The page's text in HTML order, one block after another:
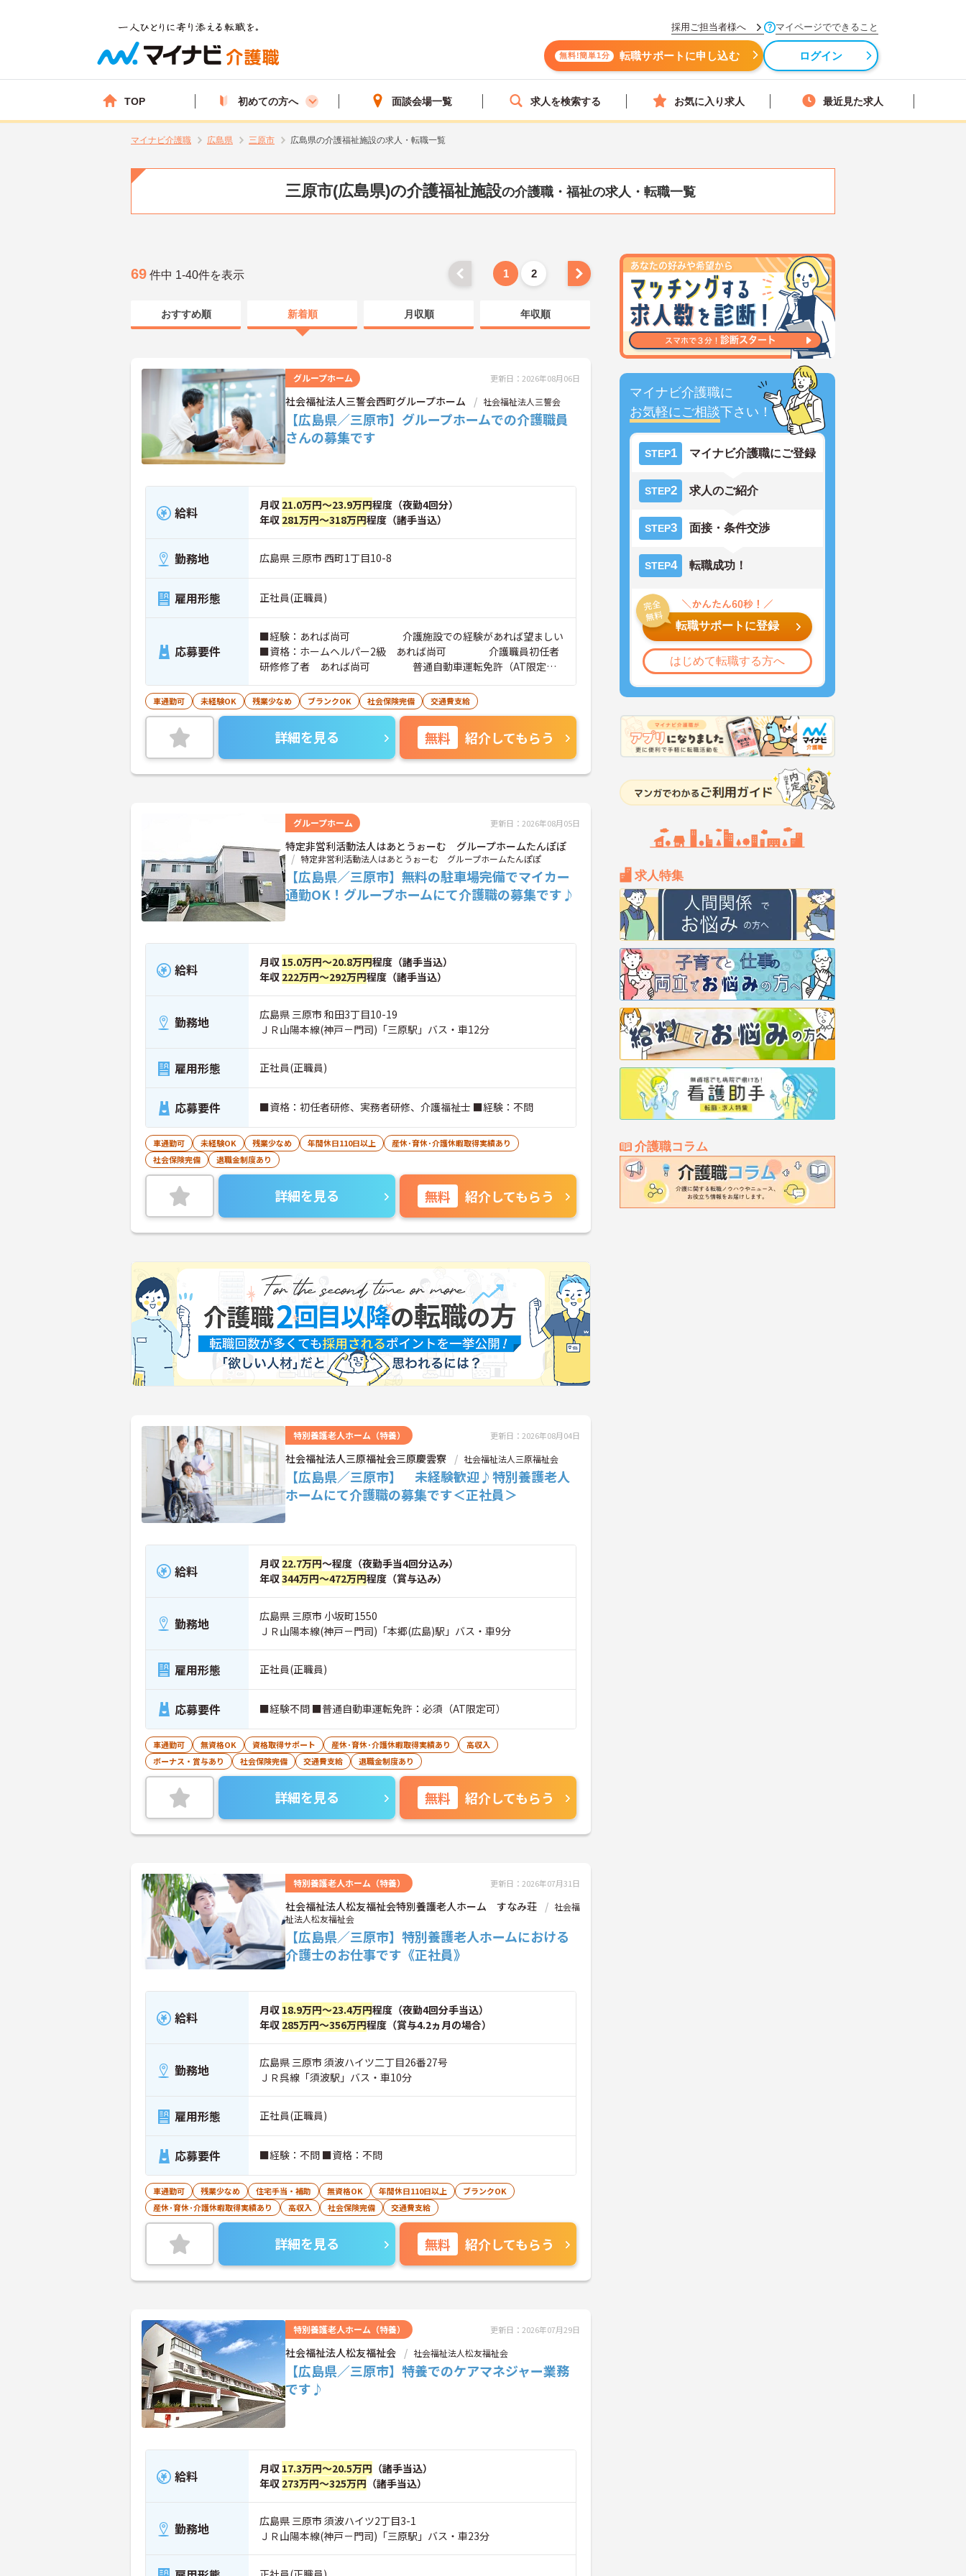
採用ご担当者様へ マイページでできること
無料!簡単1分 転職サポートに申し込む ログイン
TOP 初めての方へ 面談会場一覧 求人を検索する お気に入り求人 最近見た求人
マイナビ介護職 広島県 三原市 広島県の介護福祉施設の求人・転職一覧
三原市(広島県)の介護福祉施設の介護職・福祉の求人・転職一覧
マイナビ介護職に
お気軽にご相談下さい！
STEP1 マイナビ介護職にご登録
STEP2 求人のご紹介
STEP3 面接・条件交渉
STEP4 転職成功！
転職サポートに登録
はじめて転職する方へ
求人特集
介護職コラム
69 件中 1-40件を表示 1 2
おすすめ順 新着順 月収順 年収順
グループホーム 更新日：2026年08月06日
社会福祉法人三誓会西町グループホーム 社会福祉法人三誓会
【広島県／三原市】グループホームでの介護職員
さんの募集です
給料 月収 21.0万円～23.9万円程度（夜勤4回分）
年収 281万円～318万円程度（諸手当込）
勤務地 広島県 三原市 西町1丁目10-8
雇用形態 正社員(正職員)
応募要件
■経験：あれば尚可 介護施設での経験があれば望ましい
■資格：ホームヘルパー2級 あれば尚可 介護職員初任者
研修修了者 あれば尚可 普通自動車運転免許（AT限定
可） あれば尚可
車通勤可 未経験OK 残業少なめ ブランクOK 社会保険完備 交通費支給
詳細を見る 無料 紹介してもらう
グループホーム 更新日：2026年08月05日
特定非営利活動法人はあとうぉーむ グループホームたんぽぽ
特定非営利活動法人はあとうぉーむ グループホームたんぽぽ
【広島県／三原市】無料の駐車場完備でマイカー
通勤OK！グループホームにて介護職の募集です♪
給料 月収 15.0万円～20.8万円程度（諸手当込）
年収 222万円～292万円程度（諸手当込）
勤務地
広島県 三原市 和田3丁目10-19
ＪＲ山陽本線(神戸－門司)「三原駅」バス・車12分
雇用形態 正社員(正職員)
応募要件 ■資格：初任者研修、実務者研修、介護福祉士 ■経験：不問
車通勤可 未経験OK 残業少なめ 年間休日110日以上
産休･育休･介護休暇取得実績あり
社会保険完備
退職金制度あり
詳細を見る 無料 紹介してもらう
特別養護老人ホーム（特養） 更新日：2026年08月04日
社会福祉法人三原福祉会三原慶雲寮 社会福祉法人三原福祉会
【広島県／三原市】 未経験歓迎♪特別養護老人
ホームにて介護職の募集です＜正社員＞
給料 月収 22.7万円～程度（夜勤手当4回分込み）
年収344万円～472万円程度（賞与込み）
勤務地
広島県 三原市 小坂町1550
ＪＲ山陽本線(神戸－門司)「本郷(広島)駅」バス・車9分
雇用形態 正社員(正職員)
応募要件 ■経験不問 ■普通自動車運転免許：必須（AT限定可）
車通勤可 無資格OK 資格取得サポート 産休･育休･介護休暇取得実績あり
高収入
ボーナス・賞与あり
社会保険完備 交通費支給 退職金制度あり
詳細を見る 無料 紹介してもらう
特別養護老人ホーム（特養） 更新日：2026年07月31日
社会福祉法人松友福祉会特別養護老人ホーム すなみ荘
社会福
祉法人松友福祉会
【広島県／三原市】特別養護老人ホームにおける
介護士のお仕事です《正社員》
給料 月収 18.9万円～23.4万円程度（夜勤4回分手当込）
年収 285万円～356万円程度（賞与4.2ヵ月の場合）
勤務地
広島県 三原市 須波ハイツ二丁目26番27号
ＪＲ呉線「須波駅」バス・車10分
雇用形態 正社員(正職員)
応募要件 ■経験：不問 ■資格：不問
車通勤可 残業少なめ 住宅手当・補助 無資格OK 年間休日110日以上
ブランクOK
産休･育休･介護休暇取得実績あり
高収入 社会保険完備 交通費支給
詳細を見る 無料 紹介してもらう
特別養護老人ホーム（特養） 更新日：2026年07月29日
社会福祉法人松友福祉会 社会福祉法人松友福祉会
【広島県／三原市】特養でのケアマネジャー業務
です♪
給料 月収 17.3万円～20.5万円 （諸手当込）
年収 273万円～325万円 （諸手当込）
勤務地
広島県 三原市 須波ハイツ2丁目3-1
ＪＲ山陽本線(神戸－門司)「三原駅」バス・車23分